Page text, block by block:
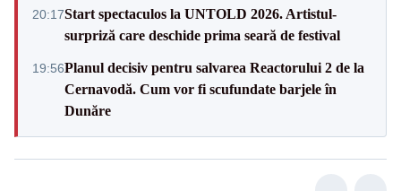
20:17Start spectaculos la UNTOLD 2026. Artistul-
surpriză care deschide prima seară de festival
19:56Planul decisiv pentru salvarea Reactorului 2 de la
Cernavodă. Cum vor fi scufundate barjele în
Dunăre